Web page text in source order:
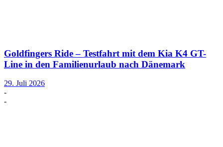
Goldfingers Ride – Testfahrt mit dem Kia K4 GT-
Line in den Familienurlaub nach Dänemark
29. Juli 2026
-
-